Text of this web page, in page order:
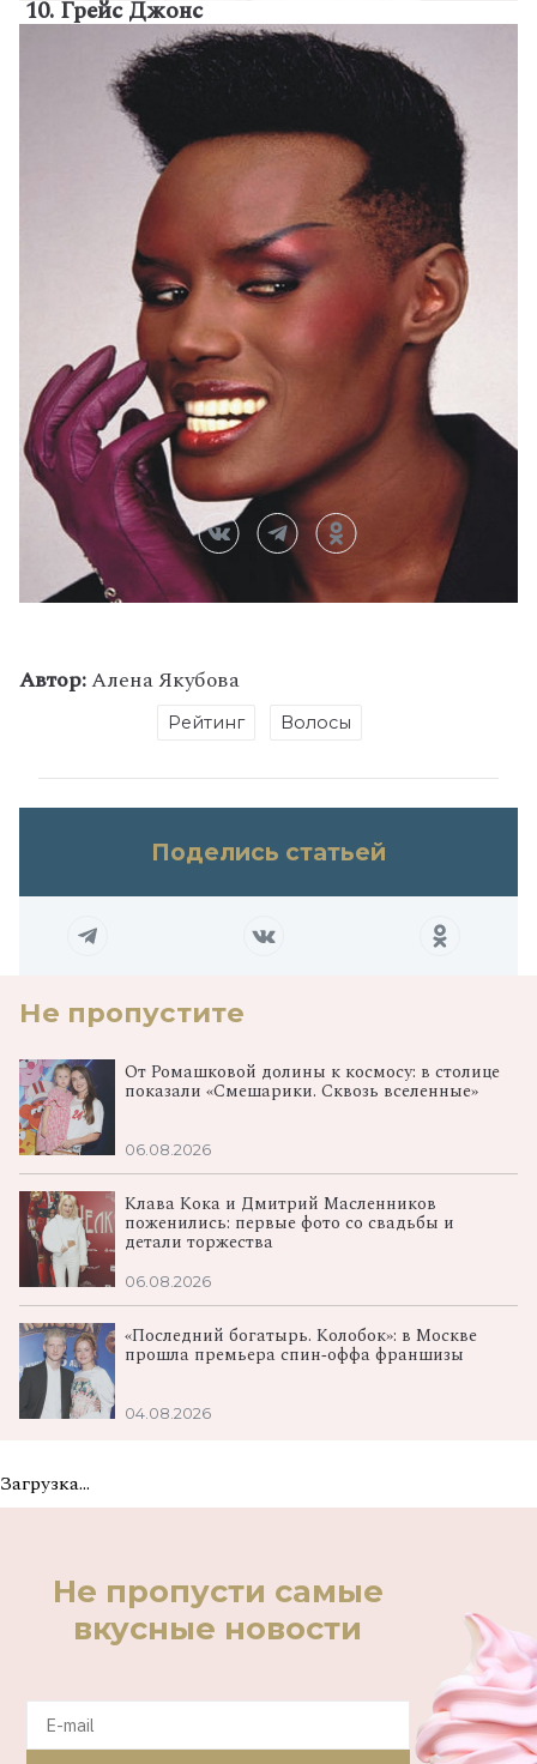
10. Грейс Джонс
Автор:Алена Якубова
Рейтинг Волосы
Поделись статьей
Не пропустите
От Ромашковой долины к космосу: в столице
показали «Смешарики. Сквозь вселенные»
06.08.2026
Клава Кока и Дмитрий Масленников
поженились: первые фото со свадьбы и
детали торжества
06.08.2026
«Последний богатырь. Колобок»: в Москве
прошла премьера спин‑оффа франшизы
04.08.2026
Загрузка...
Не пропусти самые
вкусные новости